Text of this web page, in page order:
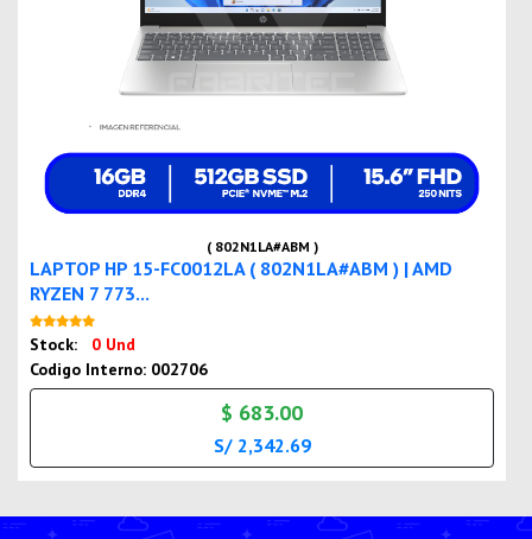
( 802N1LA#ABM )
LAPTOP HP 15-FC0012LA ( 802N1LA#ABM ) | AMD
RYZEN 7 773...
Stock:
0 Und
Codigo Interno: 002706
$ 683.00
S/ 2,342.69